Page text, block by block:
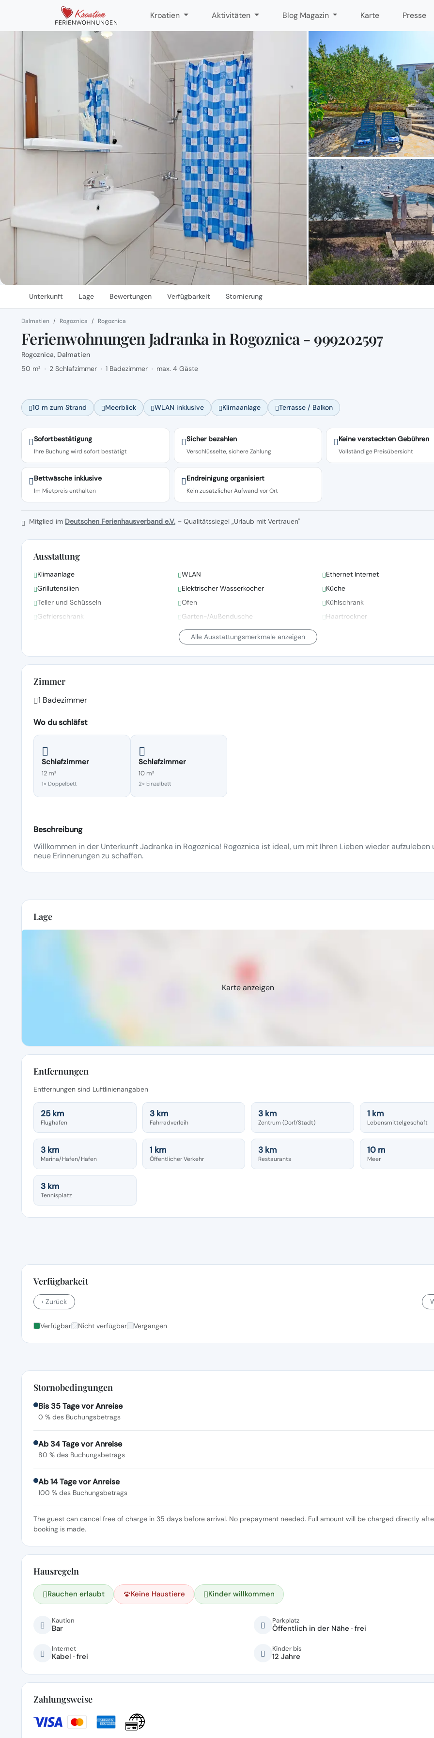
Kroatien Aktivitäten Blog Magazin Karte Presse
Unterkunft Lage Bewertungen Verfügbarkeit Stornierung
Dalmatien Rogoznica Rogoznica
Ferienwohnungen Jadranka in Rogoznica - 999202597
Rogoznica, Dalmatien
50 m² · 2 Schlafzimmer · 1 Badezimmer · max. 4 Gäste
10 m zum Strand Meerblick WLAN inklusive Klimaanlage Terrasse / Balkon
Sofortbestätigung
Ihre Buchung wird sofort bestätigt
Sicher bezahlen
Verschlüsselte, sichere Zahlung
Keine versteckten Gebühren
Vollständige Preisübersicht
Bettwäsche inklusive
Im Mietpreis enthalten
Endreinigung organisiert
Kein zusätzlicher Aufwand vor Ort
Mitglied im Deutschen Ferienhausverband e.V. – Qualitätssiegel „Urlaub mit Vertrauen"
Ausstattung
Klimaanlage WLAN
Ethernet Internet
Grillutensilien
Elektrischer Wasserkocher
Küche
Teller und Schüsseln
Ofen
Kühlschrank
Gefrierschrank
Garten-/Außendusche Haartrockner
Alle Ausstattungsmerkmale anzeigen
Zimmer
1 Badezimmer
Wo du schläfst
Schlafzimmer
12 m²
1× Doppelbett
Schlafzimmer
10 m²
2× Einzelbett
Beschreibung
Willkommen in der Unterkunft Jadranka in Rogoznica! Rogoznica ist ideal, um mit Ihren Lieben wieder aufzuleben
neue Erinnerungen zu schaffen.
Lage
Karte anzeigen
Entfernungen
Entfernungen sind Luftlinienangaben
25 km
Flughafen
3 km
Fahrradverleih
3 km
Zentrum (Dorf/Stadt)
1 km
Lebensmittelgeschäft
3 km
Marina/Hafen/Hafen
1 km
Öffentlicher Verkehr
3 km
Restaurants
10 m
Meer
3 km
Tennisplatz
Verfügbarkeit
‹ Zurück
Verfügbar Nicht verfügbar Vergangen
Stornobedingungen
Bis 35 Tage vor Anreise
0 % des Buchungsbetrags
Ab 34 Tage vor Anreise
80 % des Buchungsbetrags
Ab 14 Tage vor Anreise
100 % des Buchungsbetrags
The guest can cancel free of charge in 35 days before arrival. No prepayment needed. Full amount will be charged directly
booking is made.
Hausregeln
Rauchen erlaubt Keine Haustiere Kinder willkommen
Kaution
Bar
Parkplatz
Öffentlich in der Nähe · frei
Internet
Kabel · frei
Kinder bis
12 Jahre
Zahlungsweise